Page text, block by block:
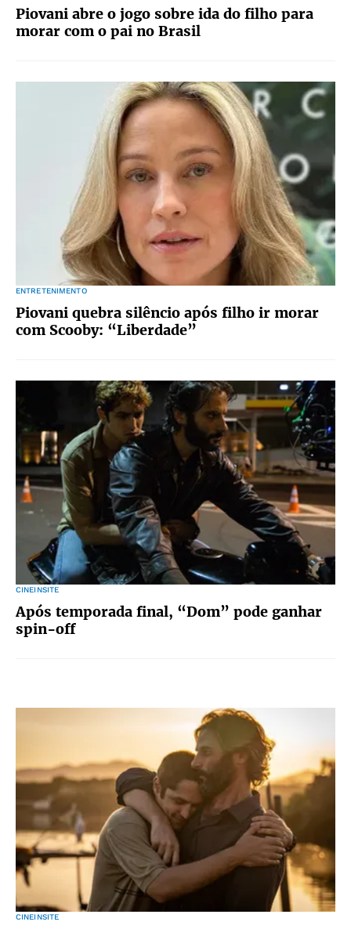
Piovani abre o jogo sobre ida do filho para
morar com o pai no Brasil
ENTRETENIMENTO
Piovani quebra silêncio após filho ir morar
com Scooby: “Liberdade”
CINEINSITE
Após temporada final, “Dom” pode ganhar
spin-off
CINEINSITE